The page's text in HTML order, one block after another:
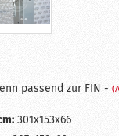
passend zur FIN -
301x153x66